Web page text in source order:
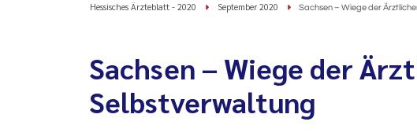
Hessisches Ärzteblatt - 2020 September 2020 Sachsen – Wiege der
Sachsen – Wiege der
Selbstverwaltung